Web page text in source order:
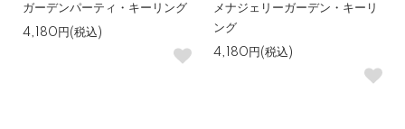
ガーデンパーティ・キーリング
4,180円(税込)
メナジェリーガーデン・キーリ
ング
4,180円(税込)